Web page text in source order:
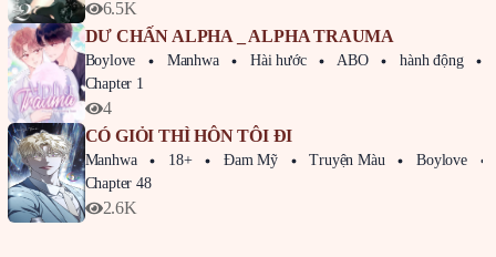
6.5K
DƯ CHẤN ALPHA _ ALPHA TRAUMA
Boylove Manhwa Hài hước ABO hành động
Chapter 1
4
CÓ GIỎI THÌ HÔN TÔI ĐI
Manhwa 18+ Đam Mỹ Truyện Màu
Boylove
Chapter 48
2.6K